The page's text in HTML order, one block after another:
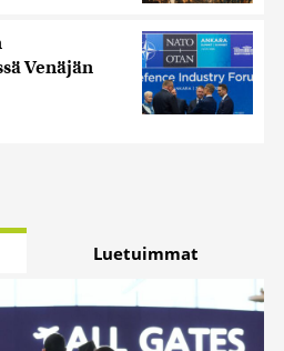
Venäjän
Luetuimmat